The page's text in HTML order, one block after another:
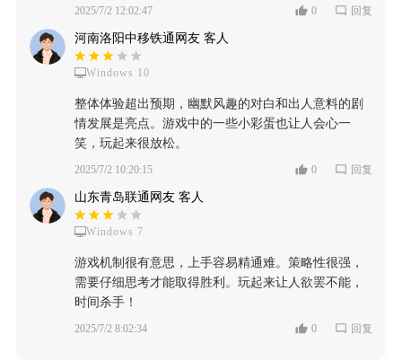
2025/7/2 12:02:47 0 回复
河南洛阳中移铁通网友 客人
Windows 10
整体体验超出预期，幽默风趣的对白和出人意料的剧
情发展是亮点。游戏中的一些小彩蛋也让人会心一
笑，玩起来很放松。
2025/7/2 10:20:15 0 回复
山东青岛联通网友 客人
Windows 7
游戏机制很有意思，上手容易精通难。策略性很强，
需要仔细思考才能取得胜利。玩起来让人欲罢不能，
时间杀手！
2025/7/2 8:02:34 0 回复